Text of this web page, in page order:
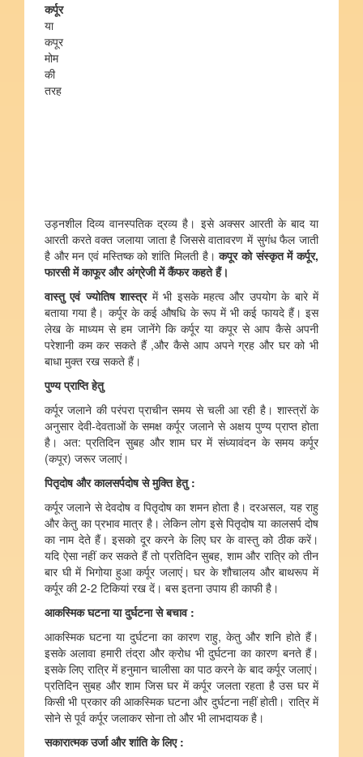
कर्पूर
या
कपूर
मोम
की
तरह
उड़नशील दिव्य वानस्पतिक द्रव्य है। इसे अक्सर आरती के बाद या
आरती करते वक्त जलाया जाता है जिससे वातावरण में सुगंध फैल जाती
है और मन एवं मस्तिष्क को शांति मिलती है। कपूर को संस्कृत में कर्पूर,
फारसी में काफूर और अंग्रेजी में कैंफर कहते हैं।
वास्तु एवं ज्योतिष शास्त्र में भी इसके महत्व और उपयोग के बारे में
बताया गया है। कर्पूर के कई औषधि के रूप में भी कई फायदे हैं। इस
लेख के माध्यम से हम जानेंगे कि कर्पूर या कपूर से आप कैसे अपनी
परेशानी कम कर सकते हैं ,और कैसे आप अपने ग्रह और घर को भी
बाधा मुक्त रख सकते हैं।
पुण्य प्राप्ति हेतु
कर्पूर जलाने की परंपरा प्राचीन समय से चली आ रही है। शास्त्रों के
अनुसार देवी-देवताओं के समक्ष कर्पूर जलाने से अक्षय पुण्य प्राप्त होता
है। अत: प्रतिदिन सुबह और शाम घर में संध्यावंदन के समय कर्पूर
(कपूर) जरूर जलाएं।
पितृदोष और कालसर्पदोष से मुक्ति हेतु:
कर्पूर जलाने से देवदोष व पितृदोष का शमन होता है। दरअसल, यह राहु
और केतु का प्रभाव मात्र है। लेकिन लोग इसे पितृदोष या कालसर्प दोष
का नाम देते हैं। इसको दूर करने के लिए घर के वास्तु को ठीक करें।
यदि ऐसा नहीं कर सकते हैं तो प्रतिदिन सुबह, शाम और रात्रि को तीन
बार घी में भिगोया हुआ कर्पूर जलाएं। घर के शौचालय और बाथरूप में
कर्पूर की 2-2 टिकियां रख दें। बस इतना उपाय ही काफी है।
आकस्मिक घटना या दुर्घटना से बचाव:
आकस्मिक घटना या दुर्घटना का कारण राहु, केतु और शनि होते हैं।
इसके अलावा हमारी तंद्रा और क्रोध भी दुर्घटना का कारण बनते हैं।
इसके लिए रात्रि में हनुमान चालीसा का पाठ करने के बाद कर्पूर जलाएं।
प्रतिदिन सुबह और शाम जिस घर में कर्पूर जलता रहता है उस घर में
किसी भी प्रकार की आकस्मिक घटना और दुर्घटना नहीं होती। रात्रि में
सोने से पूर्व कर्पूर जलाकर सोना तो और भी लाभदायक है।
सकारात्मक उर्जा और शांति के लिए: